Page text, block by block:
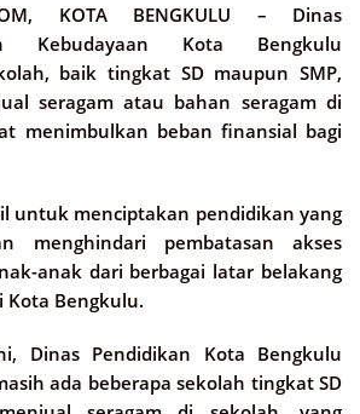
KOTA BENGKULU – Dinas
Kebudayaan Kota Bengkulu
baik tingkat SD maupun SMP,
seragam atau bahan seragam di
menimbulkan beban finansial bagi
untuk menciptakan pendidikan yang
menghindari pembatasan akses
anak dari berbagai latar belakang
Bengkulu.
Dinas Pendidikan Kota Bengkulu
ada beberapa sekolah tingkat SD